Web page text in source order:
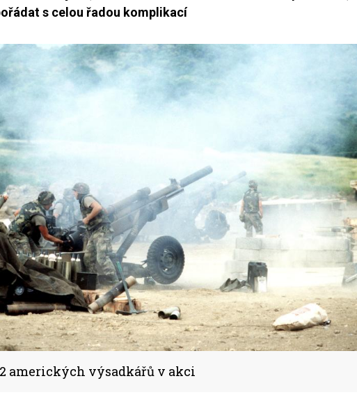
s celou řadou komplikací
amerických výsadkářů v akci